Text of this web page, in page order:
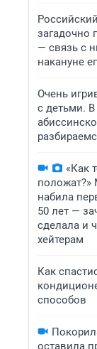
загадочно
— связь с
накануне
Очень
с детьми.
«Как
положат?»
набила
50 лет —
сделала и
хейтерам
Как
способов
оставила